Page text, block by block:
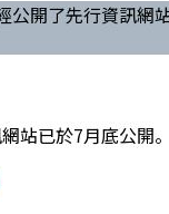
開了先行資訊網
站已於7月底公開。